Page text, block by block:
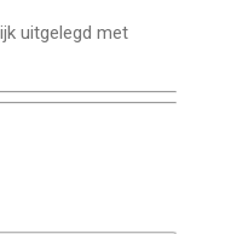
uitgelegd met